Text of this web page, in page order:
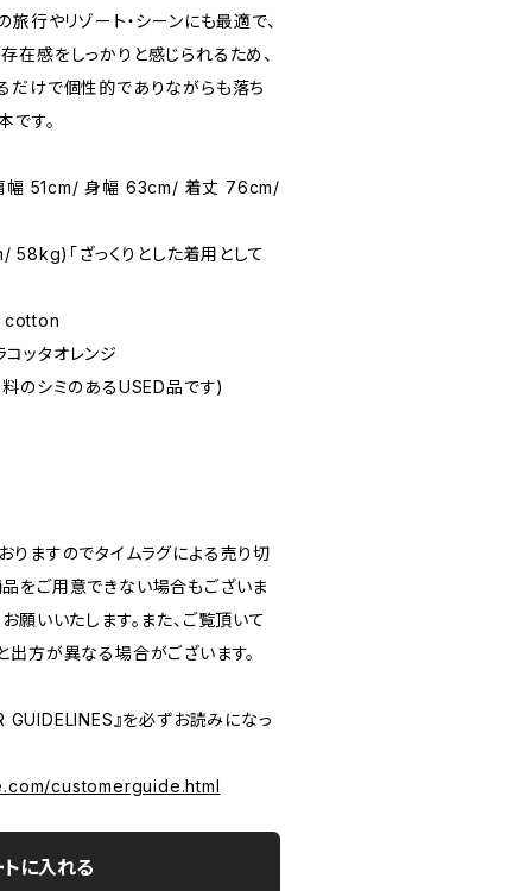
旅行やリゾート・シーンにも最適で、
在感をしっかりと感じられるため、
だけで個性的でありながらも落ち
です。
51cm/ 身幅 63cm/ 着丈 76cm/
「ざっくりとした着用として
cotton
ッタオレンジ
ミのあるUSED品です)
りますのでタイムラグによる売り切
をご用意できない場合もございま
願いいたします。また、ご覧頂いて
方が異なる場合がございます。
GUIDELINES』を必ずお読みになっ
customerguide.html
に入れる